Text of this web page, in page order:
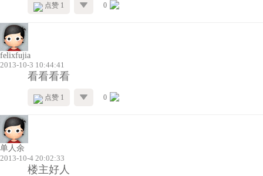
点赞 1 0
felixfujia
2013-10-3 10:44:41
看看看看
点赞 1 0
单人余
2013-10-4 20:02:33
楼主好人